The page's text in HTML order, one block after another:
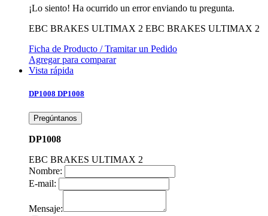
¡Lo siento! Ha ocurrido un error enviando tu pregunta.
EBC BRAKES ULTIMAX 2 EBC BRAKES ULTIMAX 2
Ficha de Producto / Tramitar un Pedido
Agregar para comparar
Vista rápida
DP1008 DP1008
Pregúntanos
DP1008
EBC BRAKES ULTIMAX 2
Nombre:
E-mail:
Mensaje: